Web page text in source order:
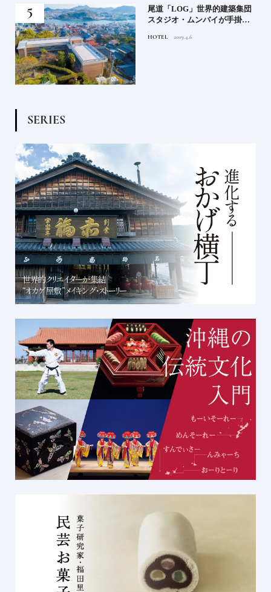
尾道「LOG」世界的建築集団
スタジオ・ムンバイが手掛け
HOTEL 2019.4.6
SERIES